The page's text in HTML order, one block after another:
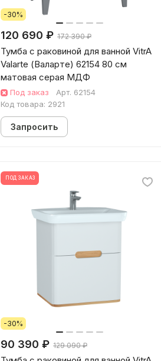
-30%
120 690 ₽ 172 390 ₽
Тумба с раковиной для ванной VitrA
Valarte (Валарте) 62154 80 см
матовая серая МДФ
Под заказ Арт. 62154
Код товара: 2921
Запросить
ПОД ЗАКАЗ
-30%
90 390 ₽ 129 090 ₽